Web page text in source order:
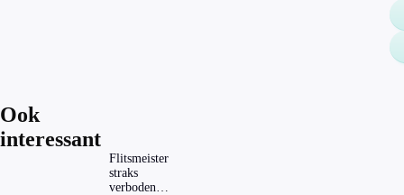
Ook
interessant
Flitsmeister
straks
verboden?